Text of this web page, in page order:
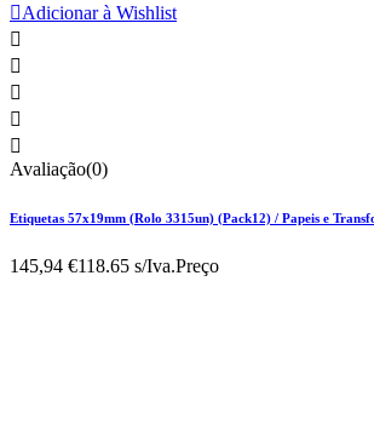
Adicionar à Wishlist





Avaliação(0)
Etiquetas 57x19mm (Rolo 3315un) (Pack12) / Papeis e
145,94 €118.65 s/Iva.Preço